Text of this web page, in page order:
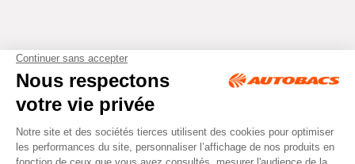
Tous droits réservés © Autobacs
Mentions légales RGPD